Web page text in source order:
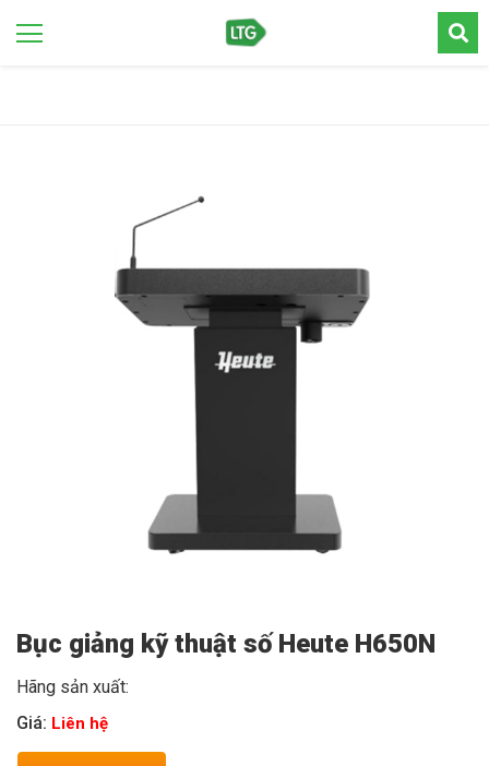
Bục giảng kỹ thuật số Heute H650N
Hãng sản xuất:
Giá: Liên hệ